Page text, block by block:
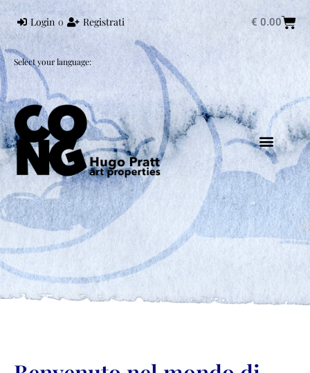
Login o Registrati € 0.00
Select your language: